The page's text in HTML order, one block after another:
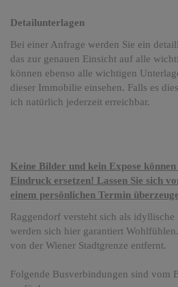
Detailunterlagen
Bei einer Anfrage werden Sie ein
das zur genauen Einsicht auf alle
können ebenso alle wichtigen
dieser Immobilie einsehen. Falls es
ich natürlich jederzeit erreichbar.
Keine Bilder und kein Expose
Eindruck ersetzen! Lassen Sie sich
einem persönlichen Termin
Raggendorf versteht sich als
werden sich hier garantiert
von der Wiener Stadtgrenze entfernt.
Folgende Busverbindungen sind vom